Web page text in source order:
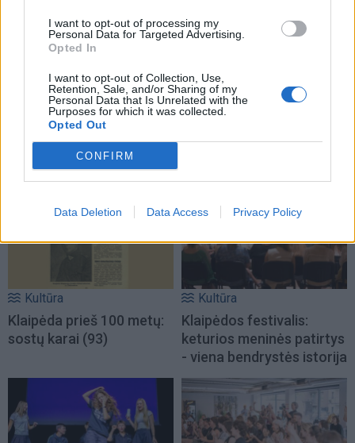
I want to opt-out of processing my
Personal Data for Targeted Advertising.
Opted In
I want to opt-out of Collection, Use,
Retention, Sale, and/or Sharing of my
Personal Data that Is Unrelated with the
Purposes for which it was collected.
Opted Out
CONFIRM
Data Deletion Data Access Privacy Policy
Linas Adomaitis
Naujuosius metus kviečia
sutikti Palangoje: ruošia
išskirtinį šventinį
Kaip gerai miestiečiai
pažįsta kultūrinę
nustebino
Kultūra
Klaipėda prieš 100 metų:
sostų karai (93)
Kultūra
Klaipėdos festivalis:
keturios meninės patirtys
- viena bendrystės istorija